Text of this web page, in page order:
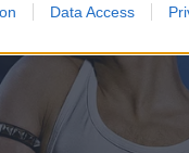
Data Access